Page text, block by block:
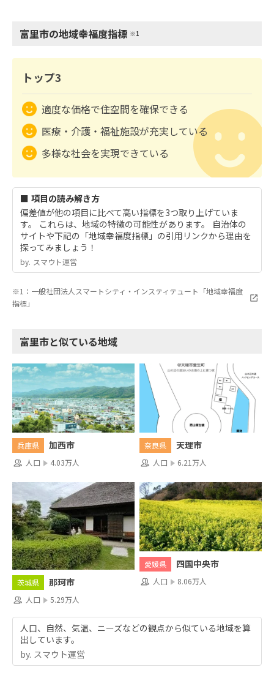
富里市の地域幸福度指標 ※1
トップ3
適度な価格で住空間を確保できる
医療・介護・福祉施設が充実している
多様な社会を実現できている
■ 項目の読み解き方
偏差値が他の項目に比べて高い指標を3つ取り上げていま
す。 これらは、地域の特徴の可能性があります。 自治体の
サイトや下記の「地域幸福度指標」の引用リンクから理由を
探ってみましょう！
by.︎ スマウト運営
※1：一般社団法人スマートシティ・インスティテュート「地域幸福度
指標」
富里市と似ている地域
兵庫県 加西市
人口 4.03万人
奈良県 天理市
人口 6.21万人
茨城県 那珂市
人口 5.29万人
愛媛県 四国中央市
人口 8.06万人
人口、自然、気温、ニーズなどの観点から似ている地域を算
出しています。
by.︎ スマウト運営